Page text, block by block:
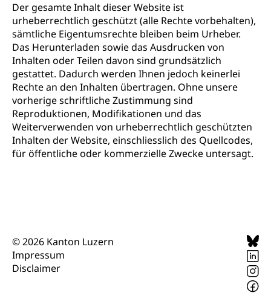
Der gesamte Inhalt dieser Website ist
urheberrechtlich geschützt (alle Rechte vorbehalten),
sämtliche Eigentumsrechte bleiben beim Urheber.
Das Herunterladen sowie das Ausdrucken von
Inhalten oder Teilen davon sind grundsätzlich
gestattet. Dadurch werden Ihnen jedoch keinerlei
Rechte an den Inhalten übertragen. Ohne unsere
vorherige schriftliche Zustimmung sind
Reproduktionen, Modifikationen und das
Weiterverwenden von urheberrechtlich geschützten
Inhalten der Website, einschliesslich des Quellcodes,
für öffentliche oder kommerzielle Zwecke untersagt.
© 2026 Kanton Luzern
Impressum
Disclaimer